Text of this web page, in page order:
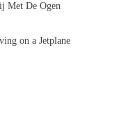
Met De Ogen
on a Jetplane